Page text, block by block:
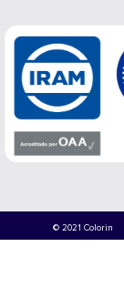
© 2021 Colorin